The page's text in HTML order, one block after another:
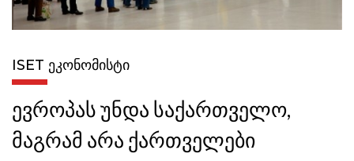
ISET ᲔᲙᲝᲜᲝᲛᲘᲡᲢᲘ
ევროპას უნდა საქართველო,
მაგრამ არა ქართველები